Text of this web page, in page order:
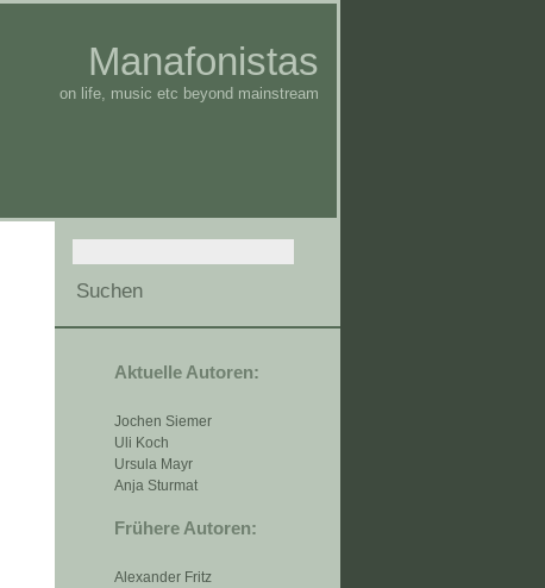
Manafonistas
on life, music etc beyond mainstream
Aktuelle Autoren:
Jochen Siemer
Uli Koch
Ursula Mayr
Anja Sturmat
Frühere Autoren:
Alexander Fritz